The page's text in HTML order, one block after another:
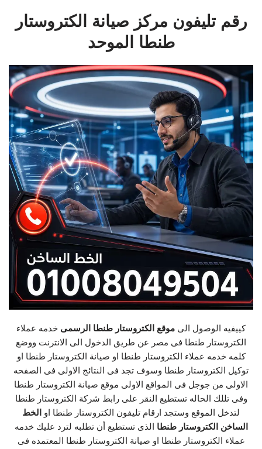
رقم تليفون مركز صيانة الكتروستار
طنطا الموحد
كييفيه الوصول الى موقع الكتروستار طنطا الرسمى خدمه عملاء
الكتروستار طنطا فى مصر عن طريق الدخول الى الانترنت ووضع
كلمه خدمه عملاء الكتروستار طنطا او صيانة الكتروستار طنطا او
توكيل الكتروستار طنطا وسوف تجد فى النتائج الاولى فى الصفحه
الاولى من جوجل فى المواقع الاولى موقع صيانة الكتروستار طنطا
وفى تللك الحاله تستطيع النقر على رابط شركة الكتروستار طنطا
لتدخل الموقع وستجد ارقام تليفون الكتروستار طنطا او الخط
الساخن الكتروستار طنطا الذى تستطيع أن تطلبه لترد عليك خدمه
عملاء الكتروستار طنطا او صيانة الكتروستار طنطا المعتمده فى